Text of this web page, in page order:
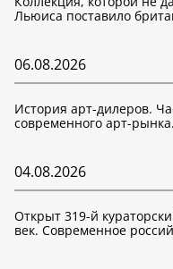
Льюиса поставило
06.08.2026
История арт-дилеров.
современного арт-
04.08.2026
Открыт 319-й
век. Современное